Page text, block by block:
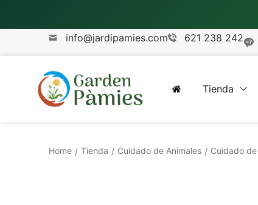
info@jardipamies.com
621 238 242
Tienda
Home / Tienda / Cuidado de Animales / Cuidado